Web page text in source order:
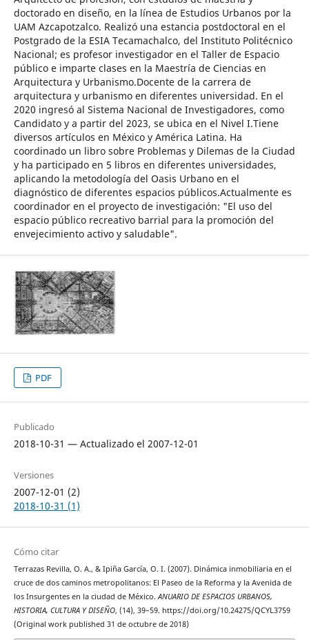
doctorado en diseño, en la línea de Estudios Urbanos por la
UAM Azcapotzalco. Realizó una estancia postdoctoral en el
Postgrado de la ESIA Tecamachalco, del Instituto Politécnico
Nacional; es profesor investigador en el Taller de Espacio
público e imparte clases en la Maestría de Ciencias en
Arquitectura y Urbanismo.Docente de la carrera de
arquitectura y urbanismo en diferentes universidad. En el
2020 ingresó al Sistema Nacional de Investigadores, como
Candidato y a partir del 2023, se ubica en el Nivel I.Tiene
diversos artículos en México y América Latina. Ha
coordinado un libro sobre Problemas y Dilemas de la Ciudad
y ha participado en 5 libros en diferentes universidades,
aplicando la metodología del Oasis Urbano en el
diagnóstico de diferentes espacios públicos.Actualmente es
coordinador en el proyecto de investigación: "El uso del
espacio público recreativo barrial para la promoción del
envejecimiento activo y saludable".
PDF
Publicado
2018-10-31 — Actualizado el 2007-12-01
Versiones
2007-12-01 (2)
2018-10-31 (1)
Cómo citar
Terrazas Revilla, O. A., & Ipiña García, O. I. (2007). Dinámica inmobiliaria en el
cruce de dos caminos metropolitanos: El Paseo de la Reforma y la Avenida de
los Insurgentes en la ciudad de México.ANUARIO DE ESPACIOS URBANOS,
HISTORIA, CULTURA Y DISEÑO, (14), 39–59. https://doi.org/10.24275/QCYL3759
(Original work published 31 de octubre de 2018)